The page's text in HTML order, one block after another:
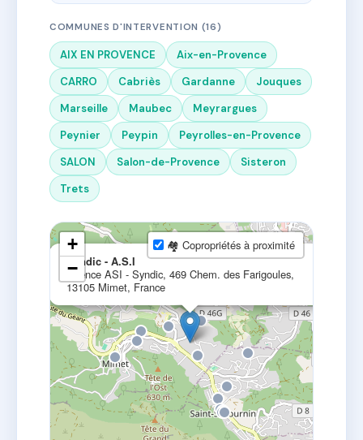
COMMUNES D'INTERVENTION (16)
AIX EN PROVENCE
Aix-en-Provence
CARRO
Cabriès Gardanne
Jouques
Marseille
Maubec
Meyrargues
Peynier
Peypin
Peyrolles-en-Provence
SALON
Salon-de-Provence
Sisteron
Trets
Syndic - A.S.I
Agence ASI - Syndic, 469 Chem. des Farigoules,
13105 Mimet, France
+
−
🏘 Copropriétés à proximité